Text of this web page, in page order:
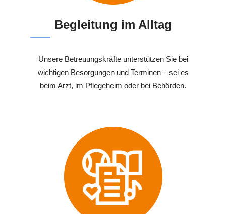
Begleitung im Alltag
Unsere Betreuungskräfte unterstützen Sie bei
wichtigen Besorgungen und Terminen – sei es
beim Arzt, im Pflegeheim oder bei Behörden.